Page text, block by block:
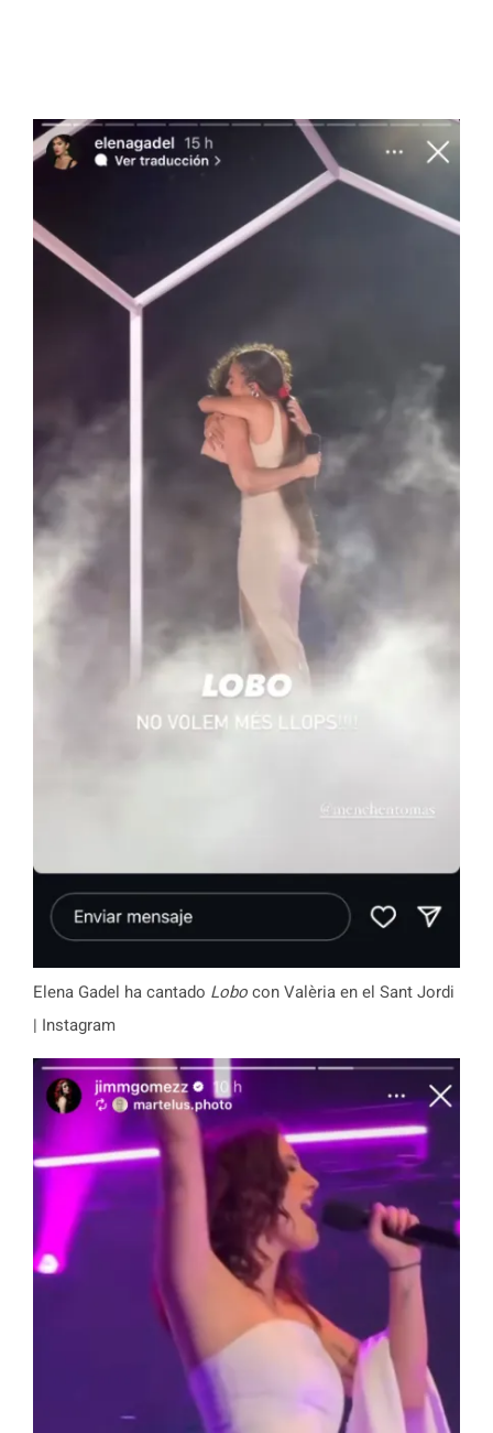
Elena Gadel ha cantado Lobo con Valèria en el Sant Jordi
| Instagram